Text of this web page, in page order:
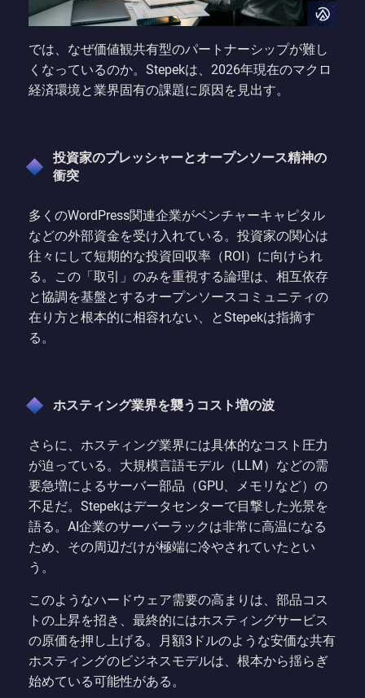
では、なぜ価値観共有型のパートナーシップが難し
くなっているのか。Stepekは、2026年現在のマクロ
経済環境と業界固有の課題に原因を見出す。
投資家のプレッシャーとオープンソース精神の
衝突
多くのWordPress関連企業がベンチャーキャピタル
などの外部資金を受け入れている。投資家の関心は
往々にして短期的な投資回収率（ROI）に向けられ
る。この「取引」のみを重視する論理は、相互依存
と協調を基盤とするオープンソースコミュニティの
在り方と根本的に相容れない、とStepekは指摘す
る。
ホスティング業界を襲うコスト増の波
さらに、ホスティング業界には具体的なコスト圧力
が迫っている。大規模言語モデル（LLM）などの需
要急増によるサーバー部品（GPU、メモリなど）の
不足だ。Stepekはデータセンターで目撃した光景を
語る。AI企業のサーバーラックは非常に高温になる
ため、その周辺だけが極端に冷やされていたとい
う。
このようなハードウェア需要の高まりは、部品コス
トの上昇を招き、最終的にはホスティングサービス
の原価を押し上げる。月額3ドルのような安価な共有
ホスティングのビジネスモデルは、根本から揺らぎ
始めている可能性がある。